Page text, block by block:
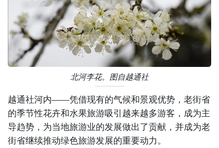
北河李花。图自越通社
越通社河内——凭借现有的气候和景观优势，老街省
的季节性花卉和水果旅游吸引越来越多游客，成为主
导趋势，为当地旅游业的发展做出了贡献，并成为老
街省继续推动绿色旅游发展的重要动力。